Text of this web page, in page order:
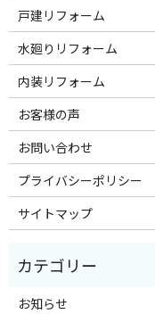
戸建リフォーム
水廻りリフォーム
内装リフォーム
お客様の声
お問い合わせ
プライバシーポリシー
サイトマップ
お知らせ